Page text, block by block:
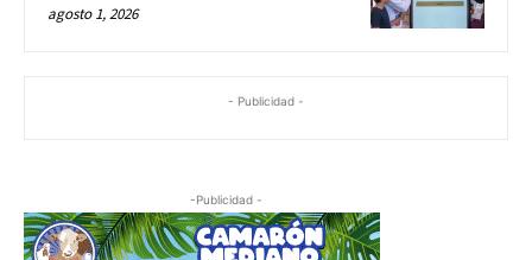
agosto 1, 2026
- Publicidad -
-Publicidad -